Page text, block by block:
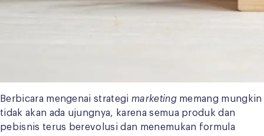
Berbicara mengenai strategi marketingmemang mungkin
tidak akan ada ujungnya, karena semua produk dan
pebisnis terus berevolusi dan menemukan formula